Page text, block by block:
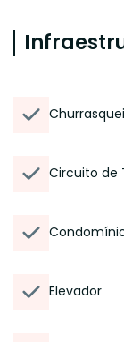
Circuito de
Elevador